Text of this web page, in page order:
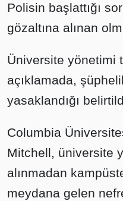
Polisin başlattığı
gözaltına alınan
Üniversite yönetimi
açıklamada,
yasaklandığı
Columbia
Mitchell, üniversite
alınmadan
meydana gelen